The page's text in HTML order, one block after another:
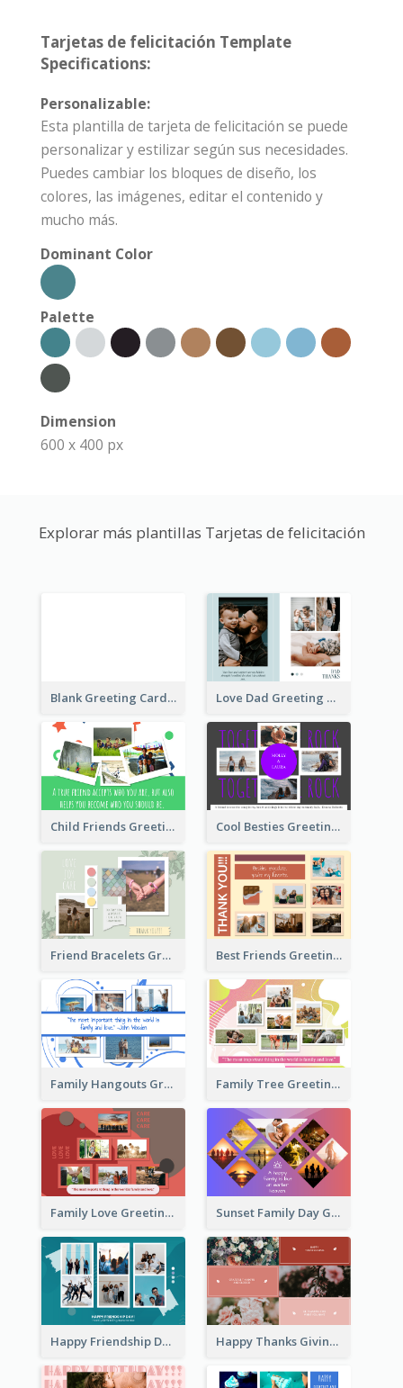
Tarjetas de felicitación Template
Specifications:
Personalizable:
Esta plantilla de tarjeta de felicitación se puede
personalizar y estilizar según sus necesidades.
Puedes cambiar los bloques de diseño, los
colores, las imágenes, editar el contenido y
mucho más.
Dominant Color
Palette
Dimension
600 x 400 px
Explorar más plantillas Tarjetas de felicitación
Blank Greeting Card Love Dad Greeting Card
Child Friends Greeting Card Cool Besties Greeting Card
Friend Bracelets Greeting Card Best Friends Greeting Card
Family Hangouts Greeting Card Family Tree Greeting Card
Family Love Greeting Card Sunset Family Day Greeting Card
Happy Friendship Day Greeting Card Happy Thanks Giving Greeting Card